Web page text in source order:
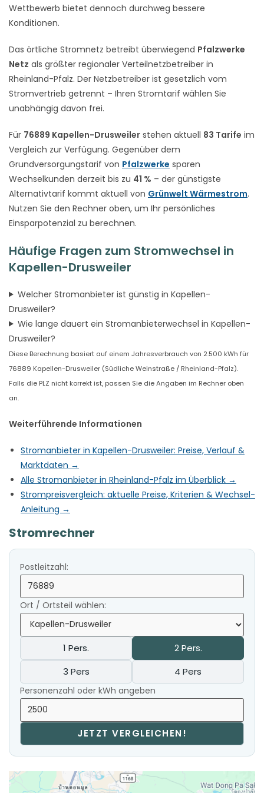
Wettbewerb bietet dennoch durchweg bessere
Konditionen.
Das örtliche Stromnetz betreibt überwiegend Pfalzwerke
Netz als größter regionaler Verteilnetzbetreiber in
Rheinland-Pfalz. Der Netzbetreiber ist gesetzlich vom
Stromvertrieb getrennt – Ihren Stromtarif wählen Sie
unabhängig davon frei.
Für 76889 Kapellen-Drusweiler stehen aktuell 83 Tarife im
Vergleich zur Verfügung. Gegenüber dem
Grundversorgungstarif von Pfalzwerke sparen
Wechselkunden derzeit bis zu 41 % – der günstigste
Alternativtarif kommt aktuell von Grünwelt Wärmestrom.
Nutzen Sie den Rechner oben, um Ihr persönliches
Einsparpotenzial zu berechnen.
Häufige Fragen zum Stromwechsel in
Kapellen-Drusweiler
Welcher Stromanbieter ist günstig in Kapellen-
Drusweiler?
Wie lange dauert ein Stromanbieterwechsel in Kapellen-
Drusweiler?
Diese Berechnung basiert auf einem Jahresverbrauch von 2.500 kWh für
76889 Kapellen-Drusweiler (Südliche Weinstraße / Rheinland-Pfalz).
Falls die PLZ nicht korrekt ist, passen Sie die Angaben im Rechner oben
an.
Weiterführende Informationen
Stromanbieter in Kapellen-Drusweiler: Preise, Verlauf &
Marktdaten →
Alle Stromanbieter in Rheinland-Pfalz im Überblick →
Strompreisvergleich: aktuelle Preise, Kriterien & Wechsel-
Anleitung →
Stromrechner
Postleitzahl:
Ort / Ortsteil wählen:
1 Pers.
2 Pers.
3 Pers
4 Pers
Personenzahl oder kWh angeben
JETZT VERGLEICHEN!